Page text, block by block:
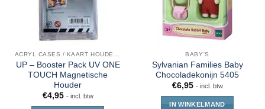
UP – Booster Pack UV ONE
TOUCH Magnetische
Houder
€4,95 - incl. btw
BABY'S
Sylvanian Families Baby
Chocoladekonijn 5405
€6,95 - incl. btw
IN WINKELMAND